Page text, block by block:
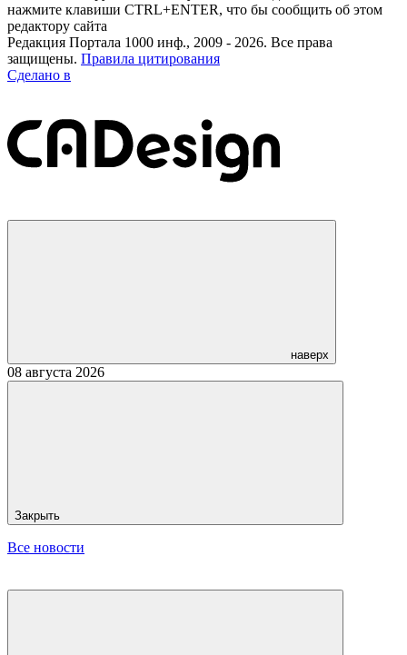
нажмите клавиши CTRL+ENTER, что бы сообщить об этом
редактору сайта
Редакция Портала 1000 инф., 2009 - 2026. Все права
защищены. Правила цитирования
Сделано в
наверх
08 августа 2026
Закрыть
Все новости